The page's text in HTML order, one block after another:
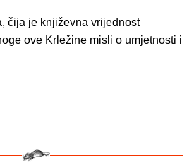
čija je književna vrijednost
ove Krležine misli o umjetnosti i